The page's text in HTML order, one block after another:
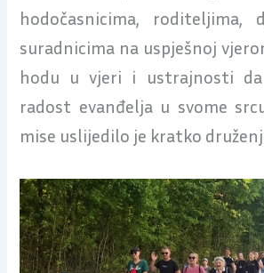
hodočasnicima, roditeljima,
suradnicima na uspješnoj
hodu u vjeri i ustrajnosti da
radost evanđelja u svome
mise uslijedilo je kratko